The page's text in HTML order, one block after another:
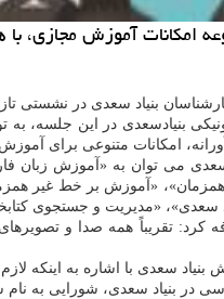
بنیاد سعدی در نشستی
بنیادسعدی در این
امكانات متنوعی برای
می توان به «آموزش زبان
«آموزش بر خط غیر
سعدی»، «مدیریت و جستجوی
كرد: تقریباً همه صدا و
سعدی با اشاره به اینكه لازم
در بنیاد سعدی، شورایی به